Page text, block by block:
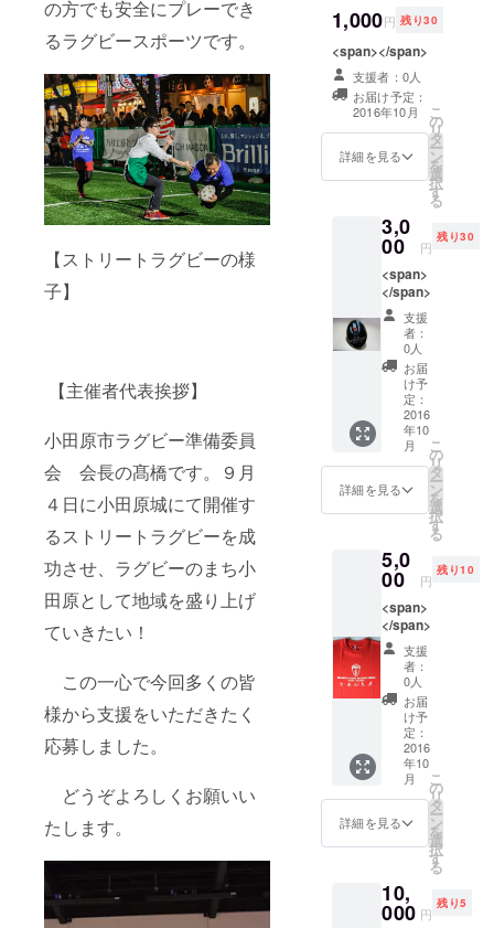
の方でも安全にプレーでき
るラグビースポーツです。
【ストリートラグビーの様
子】
【主催者代表挨拶】
小田原市ラグビー準備委員
会 会長の髙橋です。９月
４日に小田原城にて開催す
るストリートラグビーを成
功させ、ラグビーのまち小
田原として地域を盛り上げ
ていきたい！
この一心で今回多くの皆
様から支援をいただきたく
応募しました。
どうぞよろしくお願いい
たします。
小田原とし
て地域を盛
り上げてい
きたい！
この一心で
皆様から支
きたく応募
しました。
どうぞよ
ろしくお願
いいたしま
す。
1,000円 残り30
<span></span>
支援者：0人
お届け予定：
2016年10月
詳細を見る
こ
の
リ
タ
ー
ン
を
選
択
す
る
3,0
00 円
残り30
<span>
</span>
支援
者：
0人
お届
け予
定：
2016
年10
月
詳細を見る
こ
の
リ
タ
ー
ン
を
選
択
す
る
5,0
00 円
残り10
<span>
</span>
支援
者：
0人
お届
け予
定：
2016
年10
月
詳細を見る
こ
の
リ
タ
ー
ン
を
選
択
す
る
10,
000 円
残り5